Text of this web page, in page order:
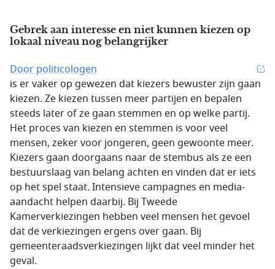
Gebrek aan interesse en niet kunnen kiezen op
lokaal niveau nog belangrijker
Door politicologen
is er vaker op gewezen dat kiezers bewuster zijn gaan
kiezen. Ze kiezen tussen meer partijen en bepalen
steeds later of ze gaan stemmen en op welke partij.
Het proces van kiezen en stemmen is voor veel
mensen, zeker voor jongeren, geen gewoonte meer.
Kiezers gaan doorgaans naar de stembus als ze een
bestuurslaag van belang achten en vinden dat er iets
op het spel staat. Intensieve campagnes en media-
aandacht helpen daarbij. Bij Tweede
Kamerverkiezingen hebben veel mensen het gevoel
dat de verkiezingen ergens over gaan. Bij
gemeenteraadsverkiezingen lijkt dat veel minder het
geval.